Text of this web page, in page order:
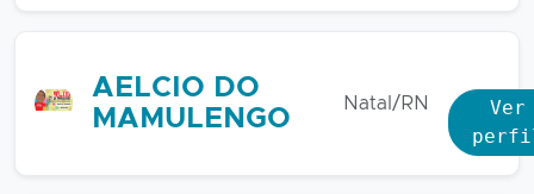
AELCIO DO
MAMULENGO
Natal/RN
Ver